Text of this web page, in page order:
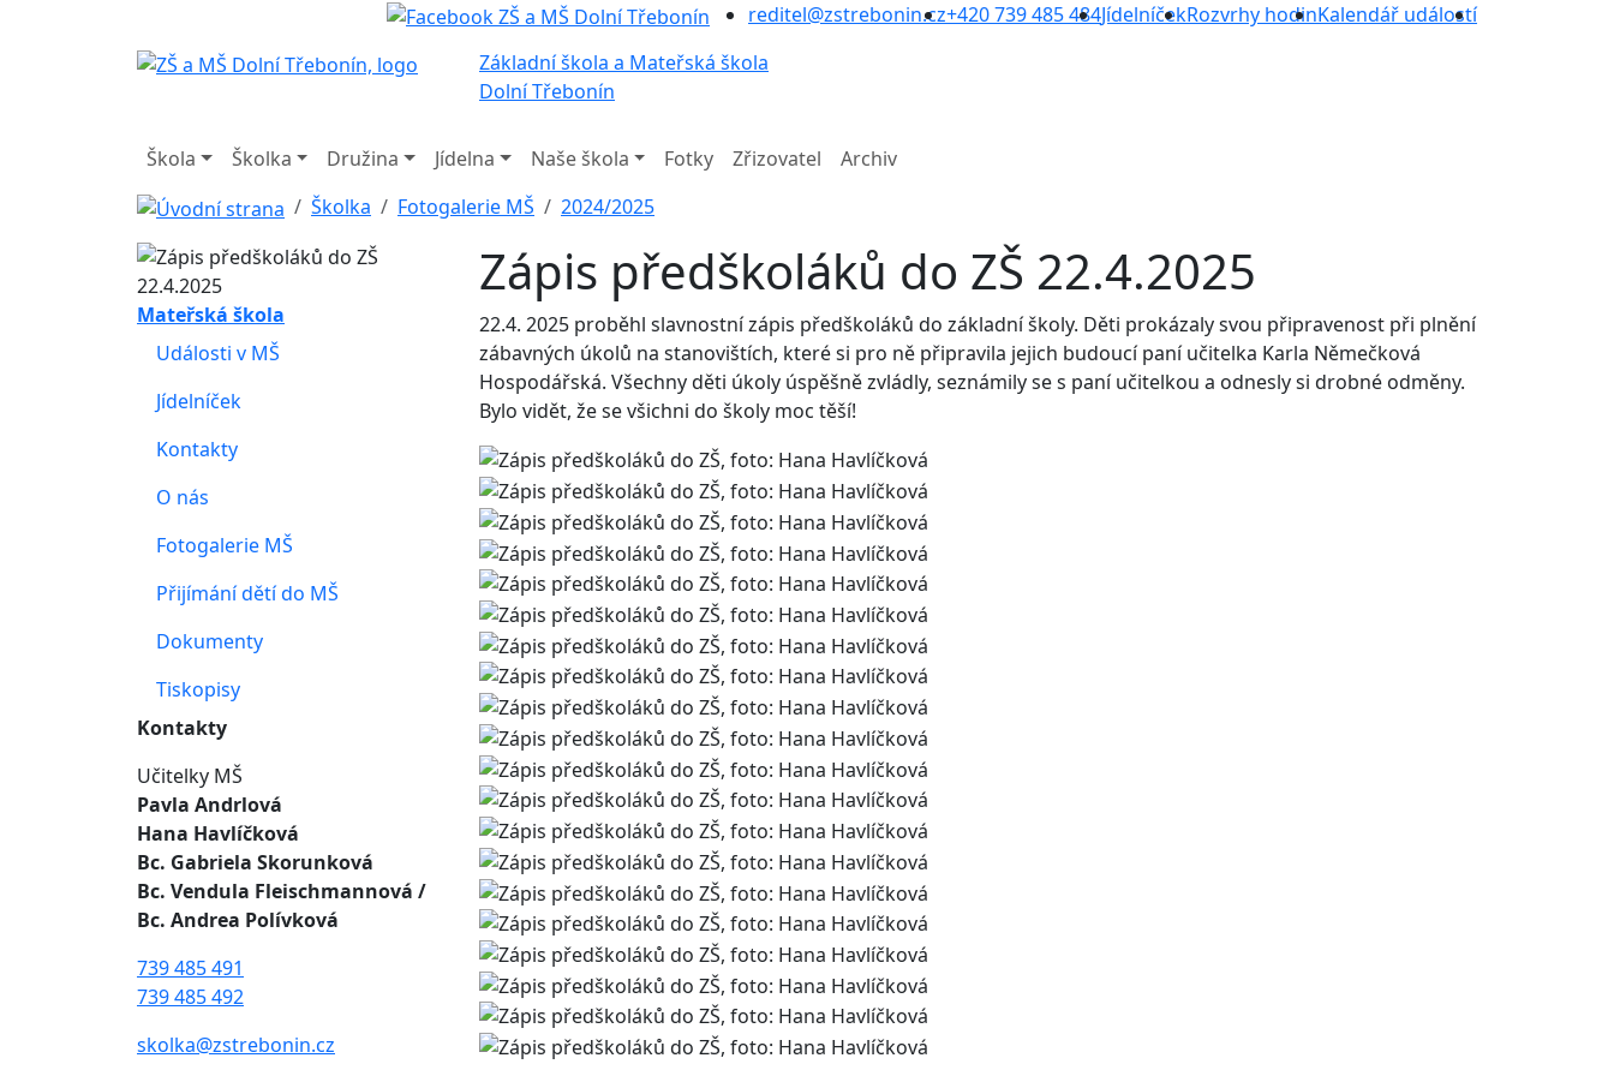
reditel@zstrebonin.cz+420 739 485 484JídelníčekRozvrhy hodinKalendář událostí
Základní škola a Mateřská škola
Dolní Třebonín
Škola Školka Družina Jídelna Naše škola Fotky Zřizovatel
Archiv
Školka
Fotogalerie MŠ 2024/2025
Zápis předškoláků do ZŠ 22.4.2025
22.4. 2025 proběhl slavnostní zápis předškoláků do základní školy. Děti prokázaly svou připravenost při plnění
zábavných úkolů na stanovištích, které si pro ně připravila jejich budoucí paní učitelka Karla Němečková
Hospodářská. Všechny děti úkoly úspěšně zvládly, seznámily se s paní učitelkou a odnesly si drobné odměny.
Bylo vidět, že se všichni do školy moc těší!
Mateřská škola
Události v MŠ
Jídelníček
Kontakty
O nás
Fotogalerie MŠ
Přijímání dětí do MŠ
Dokumenty
Tiskopisy
Kontakty
Učitelky MŠ
Pavla Andrlová
Hana Havlíčková
Bc. Gabriela Skorunková
Bc. Vendula Fleischmannová /
Bc. Andrea Polívková
739 485 491
739 485 492
skolka@zstrebonin.cz